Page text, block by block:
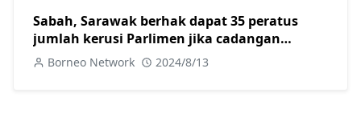
Sabah, Sarawak berhak dapat 35 peratus
jumlah kerusi Parlimen jika cadangan
persempadanan kerusi diluluskan
Borneo Network 2024/8/13